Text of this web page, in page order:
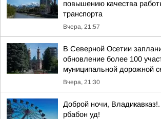
повышению качества
транспорта
Вчера, 21:57
В Северной Осетии
обновление более 100
муниципальной дорожной
Вчера, 21:30
Доброй ночи,
рбабон уд!